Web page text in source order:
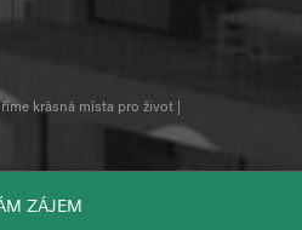
ZÁJEM
krásná místa pro život